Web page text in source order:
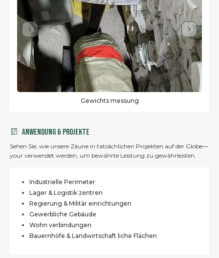
Längen messung
Anwendung & Projekte
Sehen Sie, wie unsere Zäune in tatsächlichen Projekten auf der Globe—
your verwendet werden, um bewährte Leistung zu gewährleisten.
Industrielle Perimeter
Lager & Logistik zentren
Regierung & Militär einrichtungen
Gewerbliche Gebäude
Wohn verbindungen
Bauernhöfe & Landwirtschaft liche Flächen